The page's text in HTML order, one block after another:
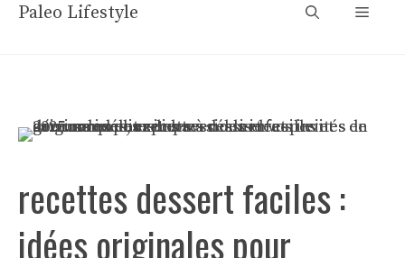
AllerPaleo Lifestyle Menu
recettes dessert faciles :
idées originales pour